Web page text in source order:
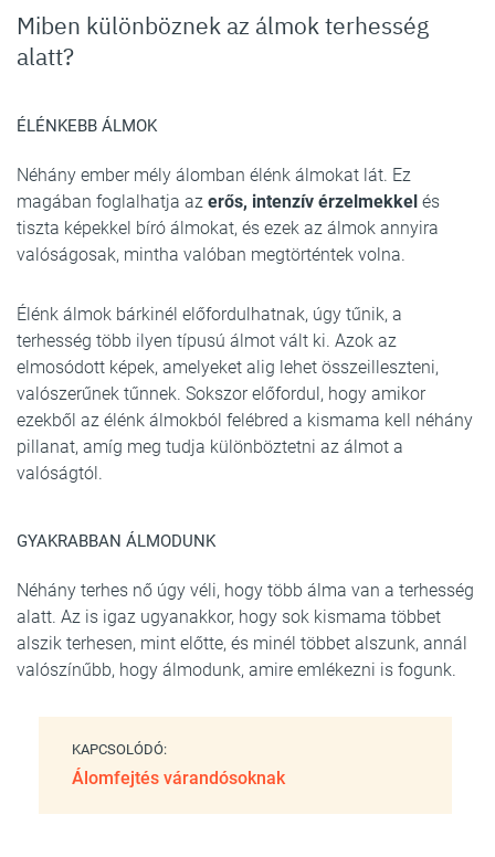
Miben különböznek az álmok terhesség
alatt?
ÉLÉNKEBB ÁLMOK
Néhány ember mély álomban élénk álmokat lát. Ez
magában foglalhatja az erős, intenzív érzelmekkel és
tiszta képekkel bíró álmokat, és ezek az álmok annyira
valóságosak, mintha valóban megtörténtek volna.
Élénk álmok bárkinél előfordulhatnak, úgy tűnik, a
terhesség több ilyen típusú álmot vált ki. Azok az
elmosódott képek, amelyeket alig lehet összeilleszteni,
valószerűnek tűnnek. Sokszor előfordul, hogy amikor
ezekből az élénk álmokból felébred a kismama kell néhány
pillanat, amíg meg tudja különböztetni az álmot a
valóságtól.
GYAKRABBAN ÁLMODUNK
Néhány terhes nő úgy véli, hogy több álma van a terhesség
alatt. Az is igaz ugyanakkor, hogy sok kismama többet
alszik terhesen, mint előtte, és minél többet alszunk, annál
valószínűbb, hogy álmodunk, amire emlékezni is fogunk.
KAPCSOLÓDÓ:
Álomfejtés várandósoknak